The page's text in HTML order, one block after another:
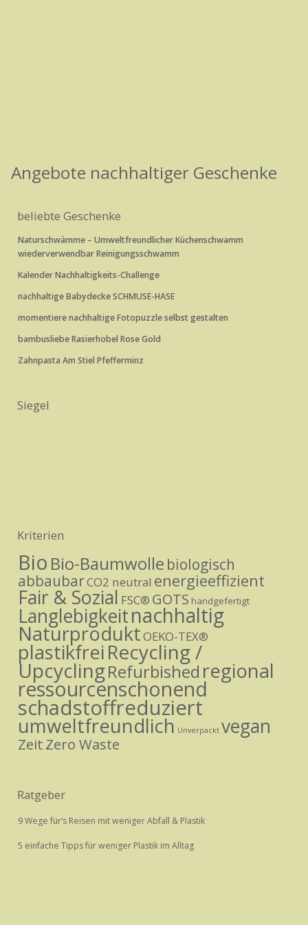
Angebote nachhaltiger Geschenke
beliebte Geschenke
Naturschwämme – Umweltfreundlicher Küchenschwamm
wiederverwendbar Reinigungsschwamm
Kalender Nachhaltigkeits-Challenge
nachhaltige Babydecke SCHMUSE-HASE
momentiere nachhaltige Fotopuzzle selbst gestalten
bambusliebe Rasierhobel Rose Gold
Zahnpasta Am Stiel Pfefferminz
Siegel
Kriterien
Bio Bio-Baumwolle biologisch
abbaubarCO2 neutral energieeffizient
Fair & Sozial FSC® GOTS handgefertigt
Langlebigkeitnachhaltig
NaturproduktOEKO-TEX®
plastikfreiRecycling /
UpcyclingRefurbished regional
ressourcenschonend
schadstoffreduziert
umweltfreundlich Unverpackt vegan
ZeitZero Waste
Ratgeber
9 Wege für’s Reisen mit weniger Abfall & Plastik
5 einfache Tipps für weniger Plastik im Alltag